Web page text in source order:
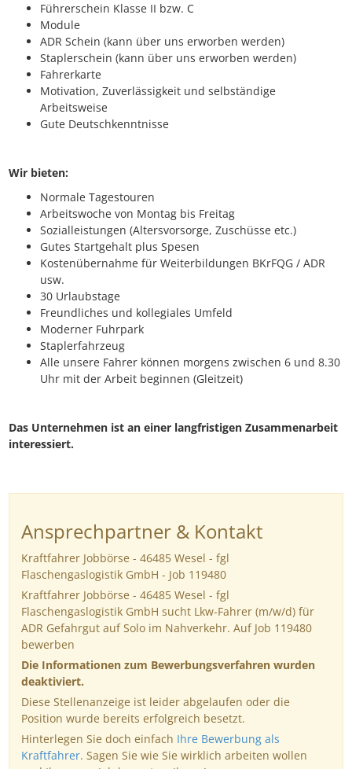
Führerschein Klasse II bzw. C
Module
ADR Schein (kann über uns erworben werden)
Staplerschein (kann über uns erworben werden)
Fahrerkarte
Motivation, Zuverlässigkeit und selbständige
Arbeitsweise
Gute Deutschkenntnisse
Wir bieten:
Normale Tagestouren
Arbeitswoche von Montag bis Freitag
Sozialleistungen (Altersvorsorge, Zuschüsse etc.)
Gutes Startgehalt plus Spesen
Kostenübernahme für Weiterbildungen BKrFQG / ADR
usw.
30 Urlaubstage
Freundliches und kollegiales Umfeld
Moderner Fuhrpark
Staplerfahrzeug
Alle unsere Fahrer können morgens zwischen 6 und 8.30
Uhr mit der Arbeit beginnen (Gleitzeit)
Das Unternehmen ist an einer langfristigen Zusammenarbeit
interessiert.
Ansprechpartner & Kontakt
Kraftfahrer Jobbörse - 46485 Wesel - fgl
Flaschengaslogistik GmbH - Job 119480
Kraftfahrer Jobbörse - 46485 Wesel - fgl
Flaschengaslogistik GmbH sucht Lkw-Fahrer (m/w/d) für
ADR Gefahrgut auf Solo im Nahverkehr. Auf Job 119480
bewerben
Die Informationen zum Bewerbungsverfahren wurden
deaktiviert.
Diese Stellenanzeige ist leider abgelaufen oder die
Position wurde bereits erfolgreich besetzt.
Hinterlegen Sie doch einfach Ihre Bewerbung als
Kraftfahrer. Sagen Sie wie Sie wirklich arbeiten wollen